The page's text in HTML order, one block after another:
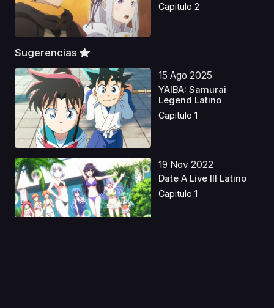
Capitulo 2
Sugerencias
15 Ago 2025
YAIBA: Samurai
Legend Latino
Capitulo 1
19 Nov 2022
Date A Live III Latino
Capitulo 1